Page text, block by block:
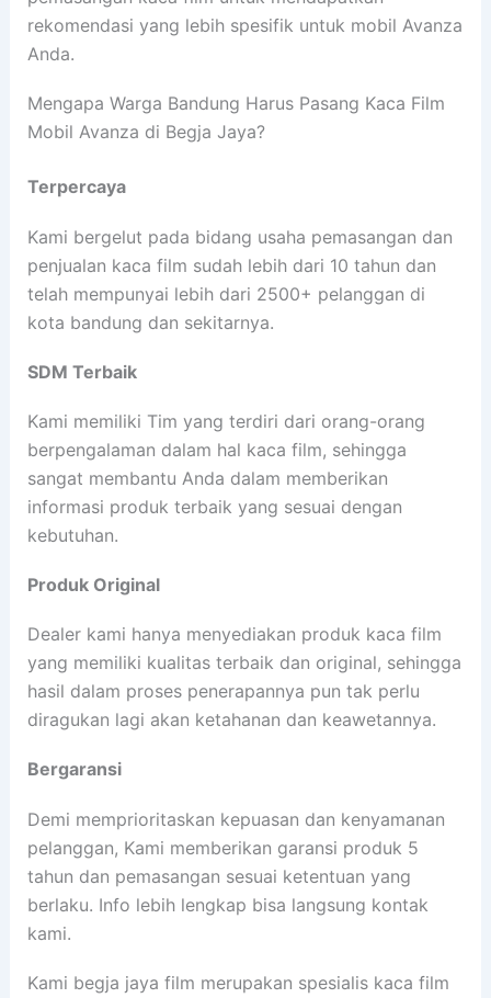
rekomendasi yang lebih spesifik untuk mobil Avanza
Anda.
Mengapa Warga Bandung Harus Pasang Kaca Film
Mobil Avanza di Begja Jaya?
Terpercaya
Kami bergelut pada bidang usaha pemasangan dan
penjualan kaca film sudah lebih dari 10 tahun dan
telah mempunyai lebih dari 2500+ pelanggan di
kota bandung dan sekitarnya.
SDM Terbaik
Kami memiliki Tim yang terdiri dari orang-orang
berpengalaman dalam hal kaca film, sehingga
sangat membantu Anda dalam memberikan
informasi produk terbaik yang sesuai dengan
kebutuhan.
Produk Original
Dealer kami hanya menyediakan produk kaca film
yang memiliki kualitas terbaik dan original, sehingga
hasil dalam proses penerapannya pun tak perlu
diragukan lagi akan ketahanan dan keawetannya.
Bergaransi
Demi memprioritaskan kepuasan dan kenyamanan
pelanggan, Kami memberikan garansi produk 5
tahun dan pemasangan sesuai ketentuan yang
berlaku. Info lebih lengkap bisa langsung kontak
kami.
Kami begja jaya film merupakan spesialis kaca film